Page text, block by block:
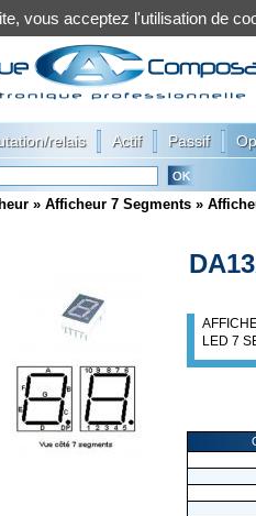
relais Actif Passif
» Afficheur 7 Segments »
LED 7
vous acceptez l'utilisation de